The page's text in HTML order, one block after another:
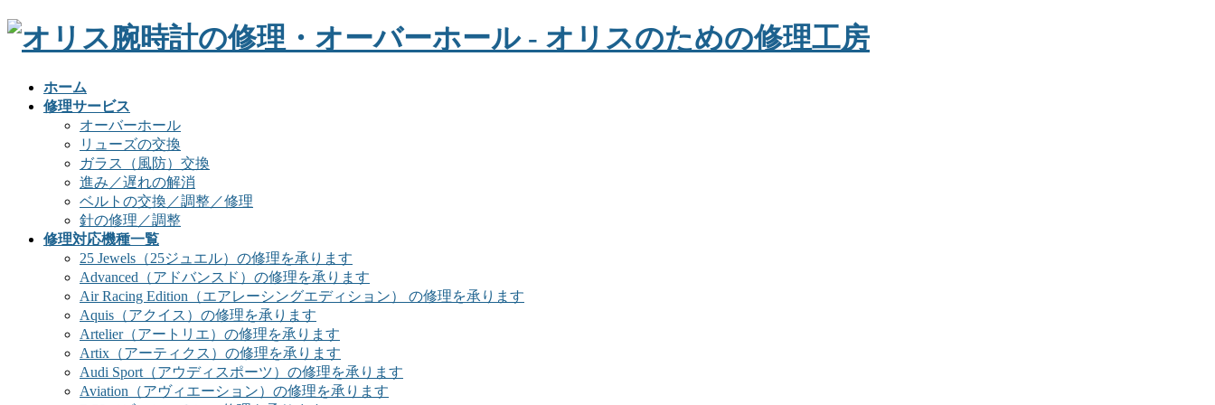
ホーム
修理サービス
オーバーホール
リューズの交換
ガラス（風防）交換
進み／遅れの解消
ベルトの交換／調整／修理
針の修理／調整
修理対応機種一覧
25 Jewels（25ジュエル）の修理を承ります
Advanced（アドバンスド）の修理を承ります
Air Racing Edition（エアレーシングエディション） の修理を承ります
Aquis（アクイス）の修理を承ります
Artelier（アートリエ）の修理を承ります
Artix（アーティクス）の修理を承ります
Audi Sport（アウディスポーツ）の修理を承ります
Aviation（アヴィエーション）の修理を承ります